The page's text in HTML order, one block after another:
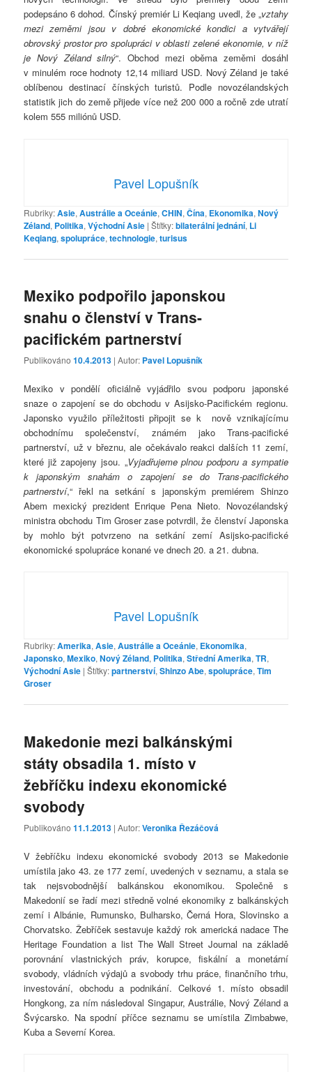
podepsáno 6 dohod. Čínský premiér Li Keqiang uvedl, že „vztahy
mezi zeměmi jsou v dobré ekonomické kondici a vytvářejí
obrovský prostor pro spolupráci v oblasti zelené ekonomie, v níž
je Nový Zéland silný“. Obchod mezi oběma zeměmi dosáhl
v minulém roce hodnoty 12,14 miliard USD. Nový Zéland je také
oblíbenou destinací čínských turistů. Podle novozélandských
statistik jich do země přijede více než 200 000 a ročně zde utratí
kolem 555 miliónů USD.
Pavel Lopušník
Rubriky:Asie,Austrálie a Oceánie,CHIN,Čína, Ekonomika,Nový
Zéland, Politika,Východní Asie |Štítky:bilaterální jednání, Li
Keqiang,spolupráce,technologie,turisus
Mexiko podpořilo japonskou
snahu o členství v Trans-
pacifickém partnerství
Publikováno10.4.2013 | Autor: Pavel Lopušník
Mexiko v pondělí oficiálně vyjádřilo svou podporu japonské
snaze o zapojení se do obchodu v Asijsko-Pacifickém regionu.
Japonsko využilo příležitosti připojit se k nově vznikajícímu
obchodnímu společenství, známém jako Trans-pacifické
partnerství, už v březnu, ale očekávalo reakci dalších 11 zemí,
které již zapojeny jsou. „Vyjadřujeme plnou podporu a sympatie
k japonským snahám o zapojení se do Trans-pacifického
partnerství,“ řekl na setkání s japonským premiérem Shinzo
Abem mexický prezident Enrique Pena Nieto. Novozélandský
ministra obchodu Tim Groser zase potvrdil, že členství Japonska
by mohlo být potvrzeno na setkání zemí Asijsko-pacifické
ekonomické spolupráce konané ve dnech 20. a 21. dubna.
Pavel Lopušník
Rubriky:Amerika,Asie,Austrálie a Oceánie, Ekonomika,
Japonsko,Mexiko,Nový Zéland, Politika,Střední Amerika,TR,
Východní Asie |Štítky:partnerství,Shinzo Abe,spolupráce,Tim
Groser
Makedonie mezi balkánskými
státy obsadila 1. místo v
žebříčku indexu ekonomické
svobody
Publikováno11.1.2013 | Autor:Veronika Řezáčová
V žebříčku indexu ekonomické svobody 2013 se Makedonie
umístila jako 43. ze 177 zemí, uvedených v seznamu, a stala se
tak nejsvobodnější balkánskou ekonomikou. Společně s
Makedonií se řadí mezi středně volné ekonomiky z balkánských
zemí i Albánie, Rumunsko, Bulharsko, Černá Hora, Slovinsko a
Chorvatsko. Žebříček sestavuje každý rok americká nadace The
Heritage Foundation a list The Wall Street Journal na základě
porovnání vlastnických práv, korupce, fiskální a monetární
svobody, vládních výdajů a svobody trhu práce, finančního trhu,
investování, obchodu a podnikání. Celkové 1. místo obsadil
Hongkong, za ním následoval Singapur, Austrálie, Nový Zéland a
Švýcarsko. Na spodní příčce seznamu se umístila Zimbabwe,
Kuba a Severní Korea.